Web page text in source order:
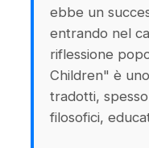
ebbe un
entrando nel
riflessione
Children" è
tradotti,
filosofici,